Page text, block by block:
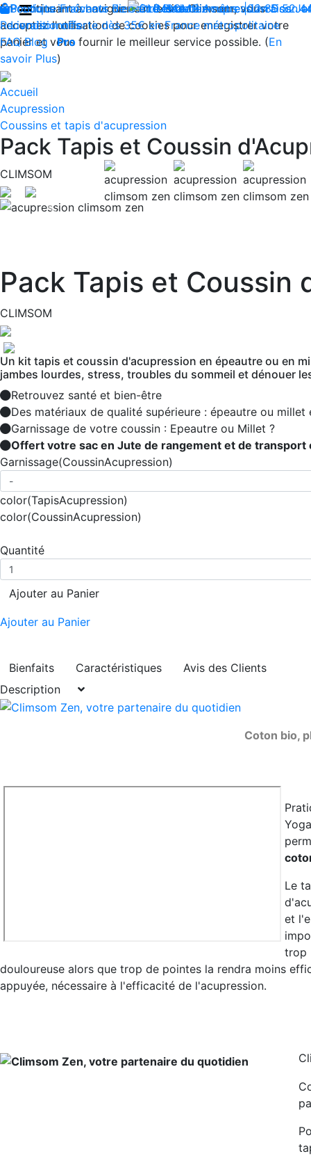
En continuant à naviguer sur le site Climsom, vous
acceptez l'utilisation de cookies pour enregistrer votre
panier et vous fournir le meilleur service possible. (En
savoir Plus)
Produits innovants de Santé et de Bien-être | Livraison
Livraison offerte dès 35€ en France métropolitaine
Contactez-nous : 02 85 52
Boutique Fraîcheur Bien-être Beauté Acupression Dos
Reconditionnés
FAQ Blog Pro
Accueil
Acupression
Coussins et tapis d'acupression
Pack Tapis et Coussin
CLIMSOM
Previous
Pack Tapis et Coussin
CLIMSOM
Un kit tapis et coussin d'acupression en épeautre ou en
jambes lourdes, stress, troubles du sommeil et dénouer
Retrouvez santé et bien-être
Des matériaux de qualité supérieure : épeautre ou
Garnissage de votre coussin : Epeautre ou Millet ?
Offert votre sac en Jute de rangement et de transport
Garnissage(CoussinAcupression)
color(TapisAcupression)
color(CoussinAcupression)
Quantité
Ajouter au Panier
Ajouter au Panier
Bienfaits Caractéristiques
Avis des Clients
Description
Coton bio,
Le
et
trop
douloureuse alors que trop de pointes la rendra moins
appuyée, nécessaire à l'efficacité de l'acupression.